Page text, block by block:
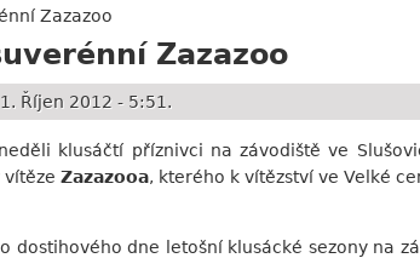
Zazazoo
Zazazoo
Říjen 2012 - 5:51.
klusáčtí příznivci na závodiště ve
Zazazooa, kterého k vítězství ve Velké
dostihového dne letošní klusácké sezony na